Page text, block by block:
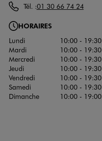
Tél. :01 30 66 74 24
HORAIRES
Lundi
10:00 - 19:30
Mardi
10:00 - 19:30
Mercredi
10:00 - 19:30
Jeudi
10:00 - 19:30
Vendredi
10:00 - 19:30
Samedi
10:00 - 19:30
Dimanche
10:00 - 19:00